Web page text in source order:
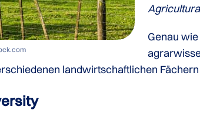
Genau
landwirtschaftlichen